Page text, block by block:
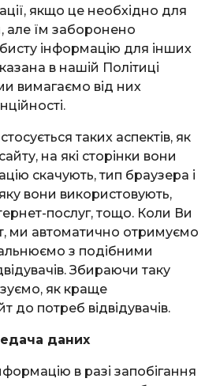
якщо це необхідно для
але їм заборонено
інформацію для інших
в нашій Політиці
вимагаємо від них
таких аспектів, як
сайту, на які сторінки вони
скачують, тип браузера і
вони використовують,
послуг, тощо. Коли Ви
ми автоматично отримуємо
з подібними
Збираючи таку
як краще
до потреб відвідувачів.
даних
в разі запобігання